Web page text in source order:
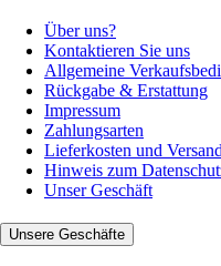
Über uns?
Kontaktieren Sie uns
Allgemeine
Rückgabe & Erstattung
Impressum
Zahlungsarten
Lieferkosten und
Hinweis zum
Unser Geschäft
Unsere Geschäfte